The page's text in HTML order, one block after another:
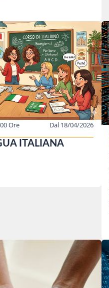
Ore Dal 18/04/2026
ITALIANA